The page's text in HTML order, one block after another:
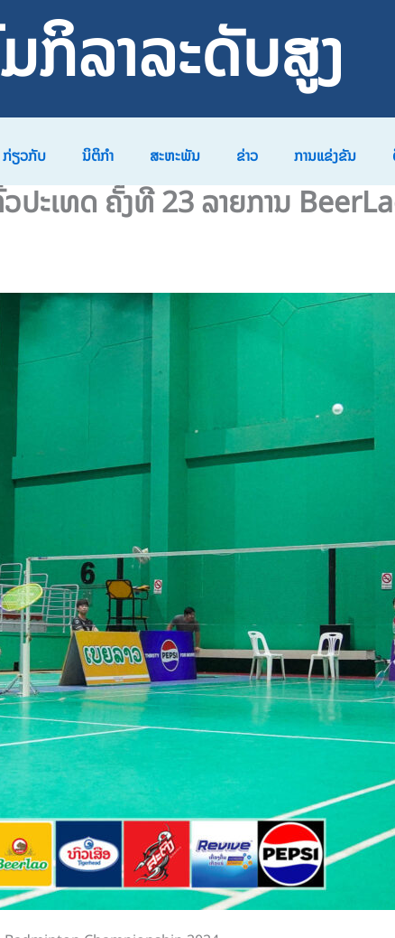
ກິລາລະດັບສູງ
ກ່ຽວກັບ ນິຕິກຳ ສະຫະພັນ ຂ່າວ ການແຂ່ງຂັນ
ປະເທດ ຄັ້ງທີ 23 ລາຍການ